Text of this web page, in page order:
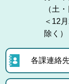
（土
＜12
除く）
各課連絡